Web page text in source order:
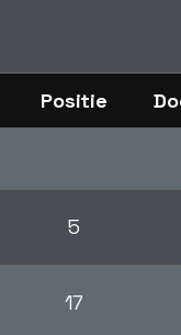
Positie
5
17